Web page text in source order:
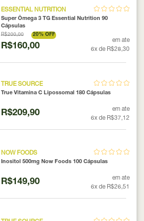
ESSENTIAL NUTRITION
Super Ômega 3 TG Essential Nutrition 90
Cápsulas
R$200,00 20% OFF
R$160,00
em ate
6x de R$28,30
TRUE SOURCE
True Vitamina C Lipossomal 180 Cápsulas
R$209,90
em ate
6x de R$37,12
NOW FOODS
Inositol 500mg Now Foods 100 Cápsulas
R$149,90
em ate
6x de R$26,51